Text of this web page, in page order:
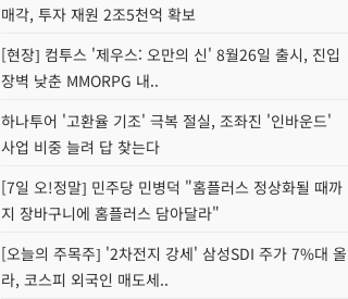
매각, 투자 재원 2조5천억 확보
[현장] 컴투스 '제우스: 오만의 신' 8월26일 출시, 진입
장벽 낮춘 MMORPG 내..
하나투어 '고환율 기조' 극복 절실, 조좌진 '인바운드'
사업 비중 늘려 답 찾는다
[7일 오!정말] 민주당 민병덕 "홈플러스 정상화될 때까
지 장바구니에 홈플러스 담아달라"
[오늘의 주목주] '2차전지 강세' 삼성SDI 주가 7%대 올
라, 코스피 외국인 매도세..